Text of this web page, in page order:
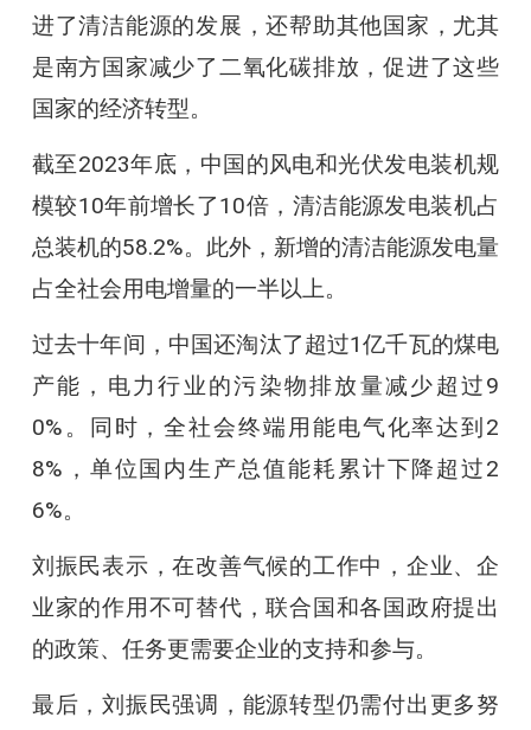
进了清洁能源的发展，还帮助其他国家，尤其
是南方国家减少了二氧化碳排放，促进了这些
国家的经济转型。
截至2023年底，中国的风电和光伏发电装机规
模较10年前增长了10倍，清洁能源发电装机占
总装机的58.2%。此外，新增的清洁能源发电量
占全社会用电增量的一半以上。
过去十年间，中国还淘汰了超过1亿千瓦的煤电
产能，电力行业的污染物排放量减少超过9
0%。同时，全社会终端用能电气化率达到2
8%，单位国内生产总值能耗累计下降超过2
6%。
刘振民表示，在改善气候的工作中，企业、企
业家的作用不可替代，联合国和各国政府提出
的政策、任务更需要企业的支持和参与。
最后，刘振民强调，能源转型仍需付出更多努